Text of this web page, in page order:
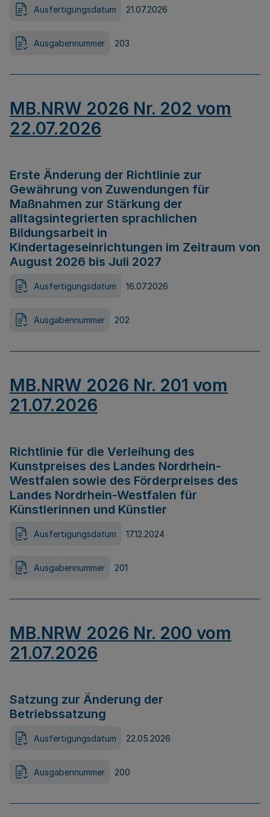
Ausfertigungsdatum 21.07.2026
Ausgabennummer 203
MB.NRW 2026 Nr. 202 vom
22.07.2026
Erste Änderung der Richtlinie zur
Gewährung von Zuwendungen für
Maßnahmen zur Stärkung der
alltagsintegrierten sprachlichen
Bildungsarbeit in
Kindertageseinrichtungen im Zeitraum von
August 2026 bis Juli 2027
Ausfertigungsdatum 16.07.2026
Ausgabennummer 202
MB.NRW 2026 Nr. 201 vom
21.07.2026
Richtlinie für die Verleihung des
Kunstpreises des Landes Nordrhein-
Westfalen sowie des Förderpreises des
Landes Nordrhein-Westfalen für
Künstlerinnen und Künstler
Ausfertigungsdatum 17.12.2024
Ausgabennummer 201
MB.NRW 2026 Nr. 200 vom
21.07.2026
Satzung zur Änderung der
Betriebssatzung
Ausfertigungsdatum 22.05.2026
Ausgabennummer 200